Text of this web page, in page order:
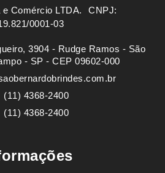
LTDA. ㅤㅤㅤ CNPJ:
0001-03
3904 - Rudge Ramos - São
- SP - CEP 09602-000
(11) 4368-2400
(11) 4368-2400